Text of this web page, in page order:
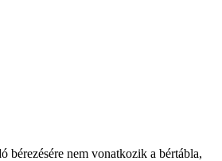
bérezésére nem vonatkozik a bértábla,